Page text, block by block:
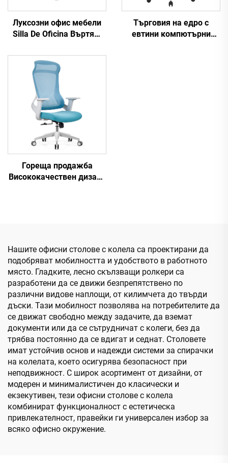
Луксозни офис мебели
Silla De Oficina Въртящ
компютърен офис стол
Бюро Мрежест стол със
средна облегалка за
офис
Търговия на едро с
евтини компютърни
Гореща продажба
Висококачествен дизайн
Нашите офисни столове с колела са проектирани да
подобряват мобилността и удобството в работното
място. Гладките, лесно скълзващи ролкери са
разработени да се движи безпрепятствено по
различни видове наплощи, от килимчета до твърди
дъски. Тази мобилност позволява на потребителите да
се движат свободно между задачите, да вземат
документи или да се сътрудничат с колеги, без да
трябва постоянно да се вдигат и седнат. Столовете
имат устойчив основ и надежди системи за спирачки
на колелата, което осигурява безопасност при
неподвижност. С широк асортимент от дизайни, от
модерен и минималистичен до класически и
екзекутивен, тези офисни столове с колела
комбинират функционалност с естетическа
привлекателност, правейки ги универсален избор за
всяко офисно окружение.